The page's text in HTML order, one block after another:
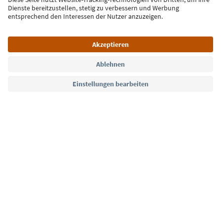
Jetzt anmelden